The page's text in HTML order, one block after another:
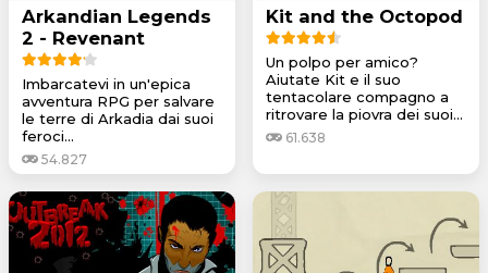
Arkandian Legends
2 - Revenant
Imbarcatevi in un'epica
avventura RPG per salvare
le terre di Arkadia dai suoi
feroci...
54.827
Kit and the Octopod
Un polpo per amico?
Aiutate Kit e il suo
tentacolare compagno a
ritrovare la piovra dei suoi...
61.638